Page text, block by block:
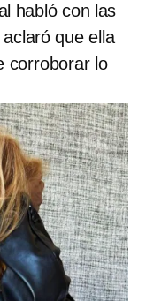
habló con las
que ella
corroborar lo